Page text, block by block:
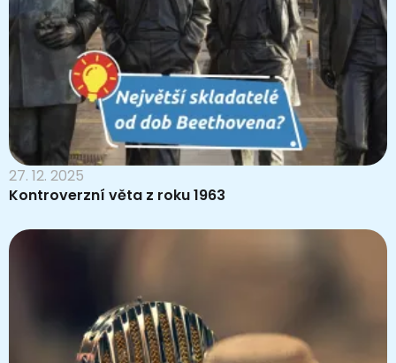
27. 12. 2025
Kontroverzní věta z roku 1963